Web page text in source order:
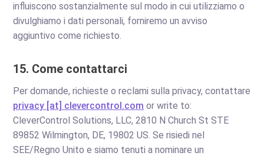
influiscono sostanzialmente sul modo in cui utilizziamo o
divulghiamo i dati personali, forniremo un avviso
aggiuntivo come richiesto.
15. Come contattarci
Per domande, richieste o reclami sulla privacy, contattare
privacy [at] clevercontrol.com or write to:
CleverControl Solutions, LLC, 2810 N Church St STE
89852 Wilmington, DE, 19802 US. Se risiedi nel
SEE/Regno Unito e siamo tenuti a nominare un